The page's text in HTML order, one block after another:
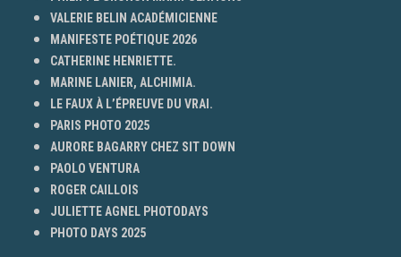
VALERIE BELIN ACADÉMICIENNE
MANIFESTE POÉTIQUE 2026
CATHERINE HENRIETTE.
MARINE LANIER, ALCHIMIA.
LE FAUX À L’ÉPREUVE DU VRAI.
PARIS PHOTO 2025
AURORE BAGARRY CHEZ SIT DOWN
PAOLO VENTURA
ROGER CAILLOIS
JULIETTE AGNEL PHOTODAYS
PHOTO DAYS 2025